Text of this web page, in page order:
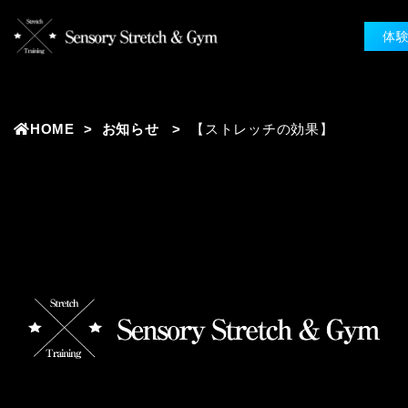
体
HOME お知らせ 【ストレッチの効果】